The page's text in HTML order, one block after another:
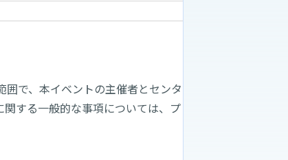
で、本イベントの主催者とセンタ
する一般的な事項については、プ